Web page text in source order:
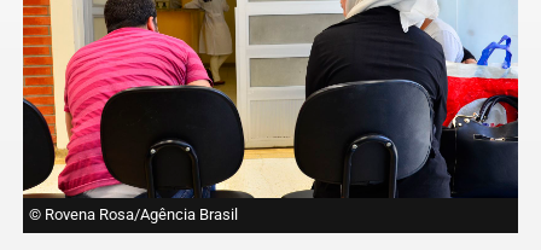
© Rovena Rosa/Agência Brasil